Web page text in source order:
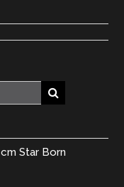
cm Star Born